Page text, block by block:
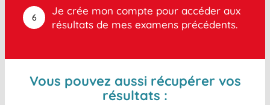
6
Je crée mon compte pour accéder aux
résultats de mes examens précédents.
Vous pouvez aussi récupérer vos
résultats :